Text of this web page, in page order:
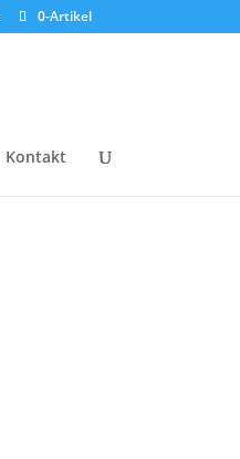
0-Artikel
Kontakt